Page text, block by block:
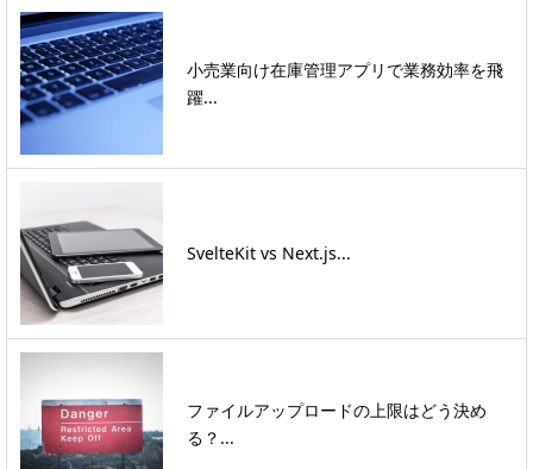
小売業向け在庫管理アプリで業務効率を飛
躍...
SvelteKit vs Next.js...
ファイルアップロードの上限はどう決め
る？...